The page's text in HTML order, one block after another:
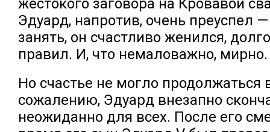
жестокого заговора на Кровавой
Эдуард, напротив, очень преуспел
занять, он счастливо женился,
правил. И, что немаловажно, мирно.
Но счастье не могло продолжаться
сожалению, Эдуард внезапно
неожиданно для всех. После его